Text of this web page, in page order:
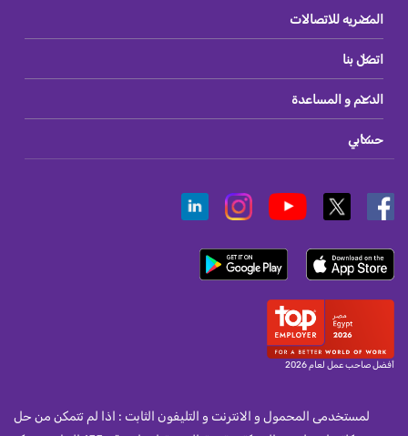
المصريه للاتصالات
اتصل بنا
الدعم و المساعدة
حسابي
أفضل صاحب عمل لعام 2026
لمستخدمى المحمول و الانترنت و التليفون الثابت : اذا لم تتمكن من حل